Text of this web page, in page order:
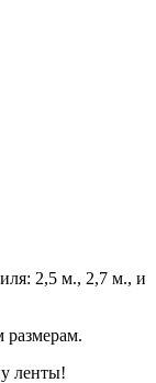
2,5 м., 2,7 м., и
ленты!